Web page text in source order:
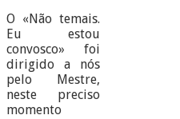
O «Não temais.
Eu estou
convosco» foi
dirigido a nós
pelo Mestre,
neste preciso
momento